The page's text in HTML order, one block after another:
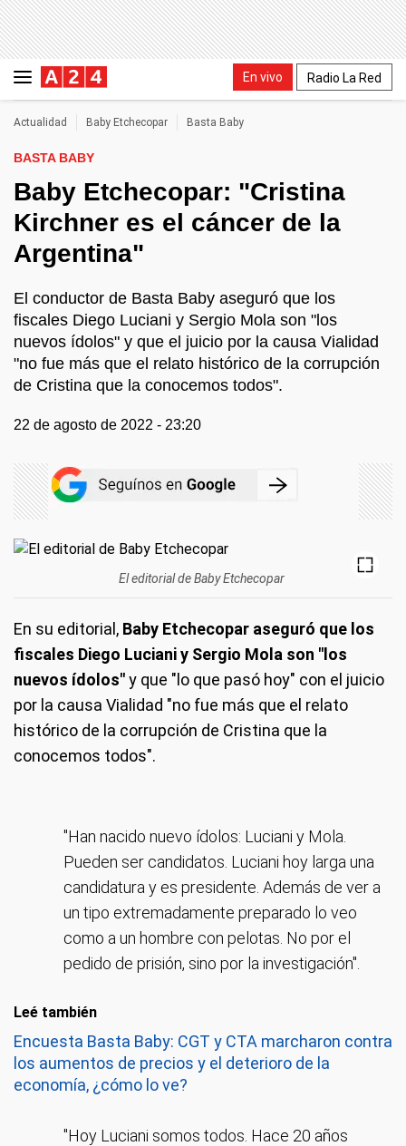
En vivo Radio La Red
Actualidad Baby Etchecopar Basta Baby
BASTA BABY
Baby Etchecopar: "Cristina
Kirchner es el cáncer de la
Argentina"
El conductor de Basta Baby aseguró que los
fiscales Diego Luciani y Sergio Mola son "los
nuevos ídolos" y que el juicio por la causa Vialidad
"no fue más que el relato histórico de la corrupción
de Cristina que la conocemos todos".
22 de agosto de 2022 - 23:20
El editorial de Baby Etchecopar
En su editorial, Baby Etchecopar aseguró que los
fiscales Diego Luciani y Sergio Mola son "los
nuevos ídolos"y que "lo que pasó hoy" con el juicio
por la causa Vialidad "no fue más que el relato
histórico de la corrupción de Cristina que la
conocemos todos".
"Han nacido nuevo ídolos: Luciani y Mola.
Pueden ser candidatos. Luciani hoy larga una
candidatura y es presidente. Además de ver a
un tipo extremadamente preparado lo veo
como a un hombre con pelotas. No por el
pedido de prisión, sino por la investigación".
Leé también
Encuesta Basta Baby: CGT y CTA marcharon contra
los aumentos de precios y el deterioro de la
economía, ¿cómo lo ve?
"Hoy Luciani somos todos. Hace 20 años